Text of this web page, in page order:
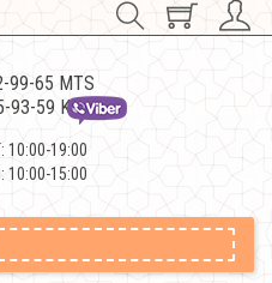
99-65 MTS
93-59 Kievstar
10:00-19:00
10:00-15:00